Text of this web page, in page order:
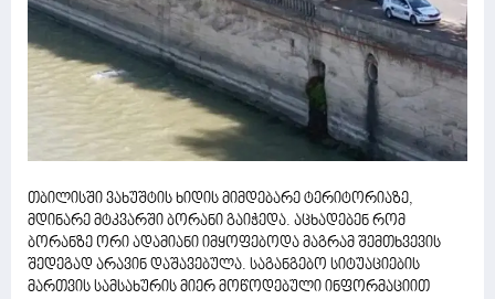
თბილისში ვახუშტის ხიდის მიმდებარე ტერიტორიაზე,
მდინარე მტკვარში ბორანი გაიჭედა. აცხადებენ რომ
ბორანზე ორი ადამიანი იმყოფებოდა მაგრამ შემთხვევის
შედეგად არავინ დაშავებულა. საგანგებო სიტუაციების
მართვის სამსახურის მიერ მოწოდებული ინფორმაციით